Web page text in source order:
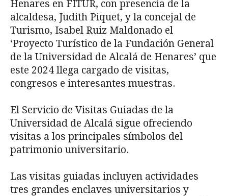
Henares en FITUR, con presencia de la
alcaldesa, Judith Piquet, y la concejal de
Turismo, Isabel Ruiz Maldonado el
‘Proyecto Turístico de la Fundación General
de la Universidad de Alcalá de Henares’ que
este 2024 llega cargado de visitas,
congresos e interesantes muestras.
El Servicio de Visitas Guiadas de la
Universidad de Alcalá sigue ofreciendo
visitas a los principales símbolos del
patrimonio universitario.
Las visitas guiadas incluyen actividades
tres grandes enclaves universitarios y